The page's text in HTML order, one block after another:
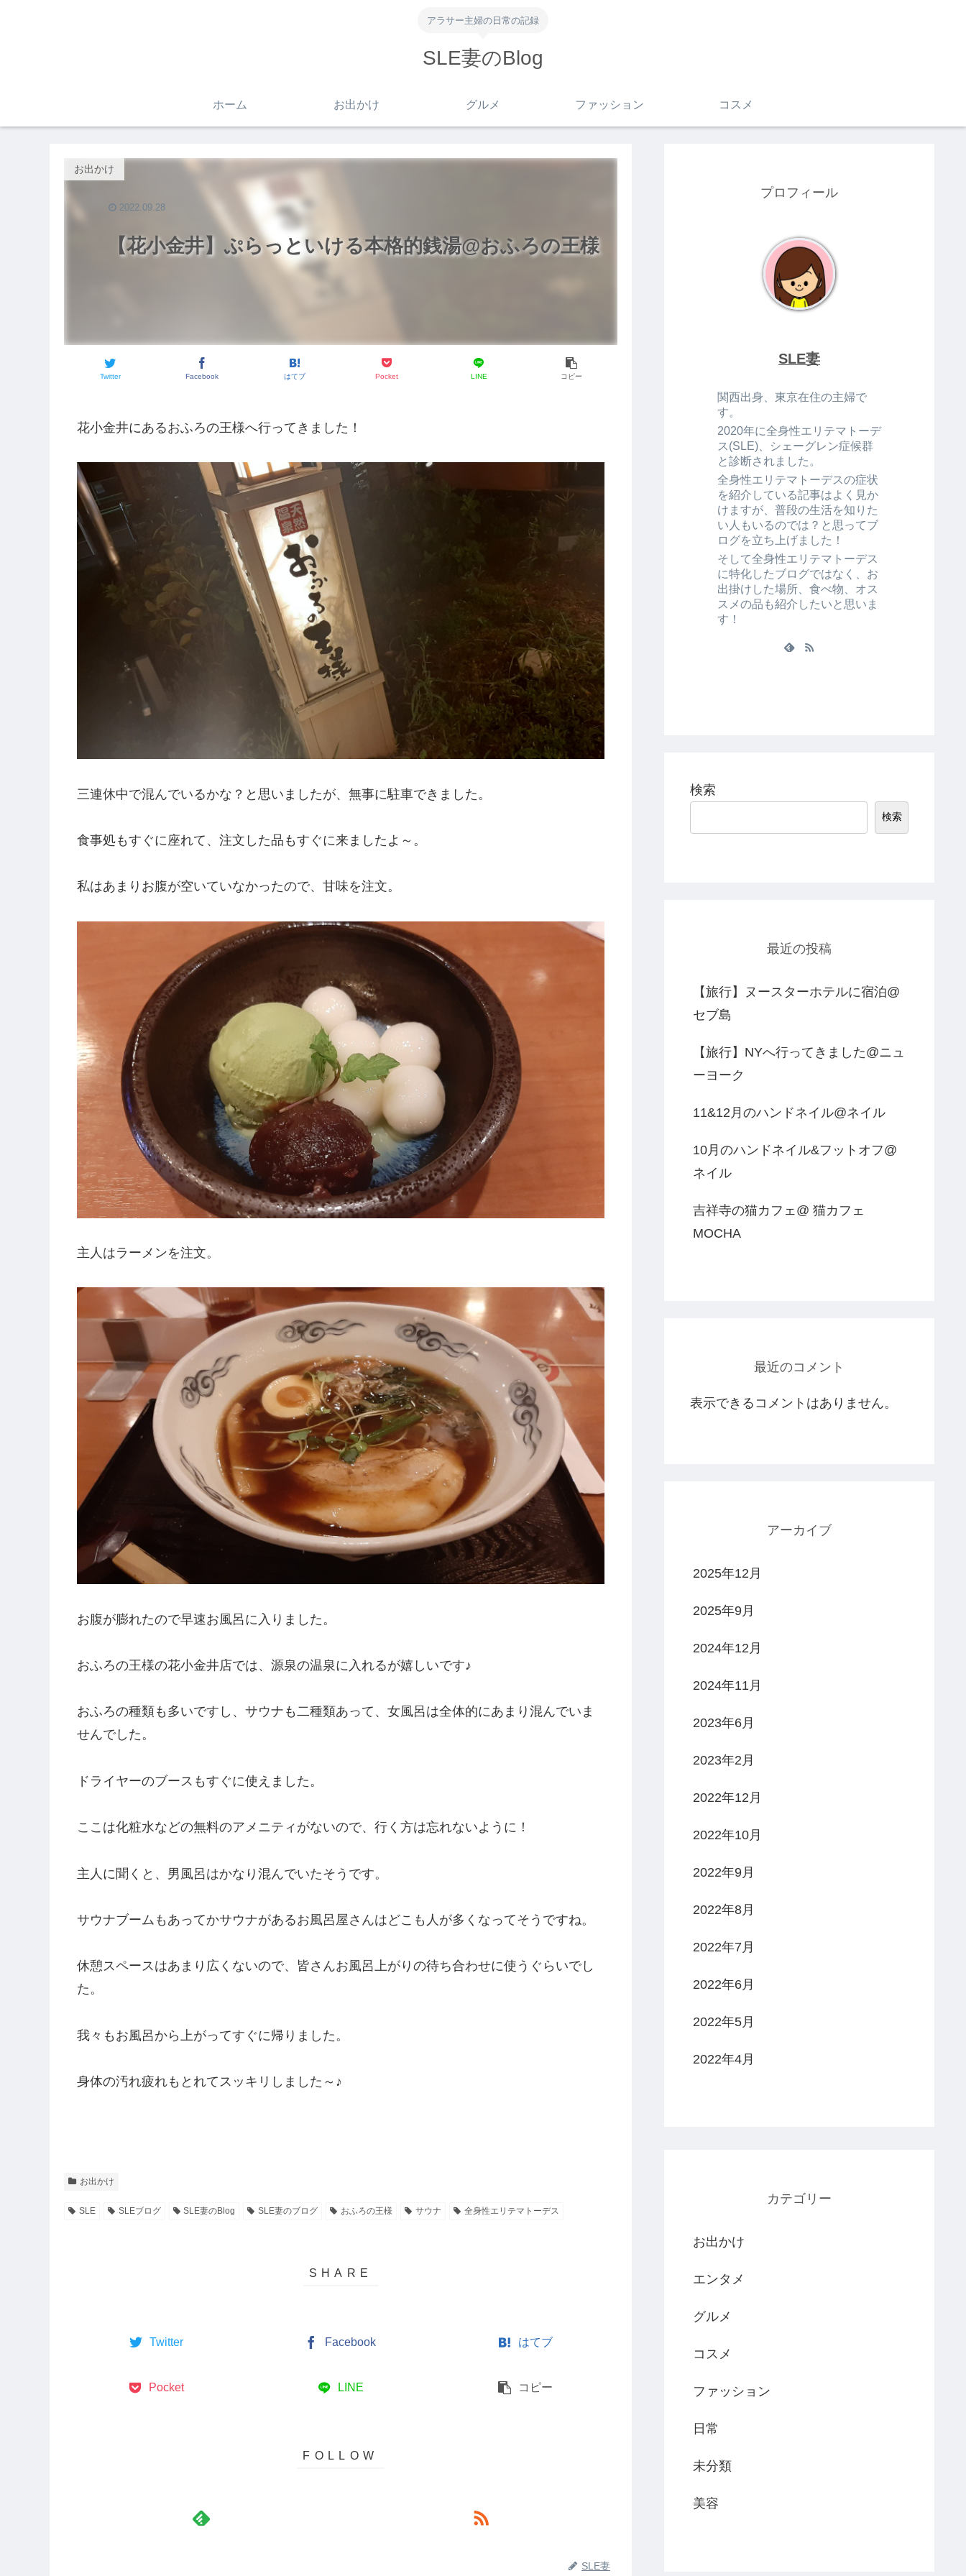
アラサー主婦の日常の記録
SLE妻のBlog
ホーム お出かけ グルメ ファッション コスメ
【花小金井】ぷらっといける本格的銭湯@おふろの王様
お出かけ
Twitter Facebook はてブ Pocket LINE コピー
2022.09.28
花小金井にあるおふろの王様へ行ってきました！
三連休中で混んでいるかな？と思いましたが、無事に駐車できました。
食事処もすぐに座れて、注文した品もすぐに来ましたよ～。
私はあまりお腹が空いていなかったので、甘味を注文。
主人はラーメンを注文。
お腹が膨れたので早速お風呂に入りました。
おふろの王様の花小金井店では、源泉の温泉に入れるが嬉しいです♪
おふろの種類も多いですし、サウナも二種類あって、女風呂は全体的にあまり混んでいま
せんでした。
ドライヤーのブースもすぐに使えました。
ここは化粧水などの無料のアメニティがないので、行く方は忘れないように！
主人に聞くと、男風呂はかなり混んでいたそうです。
サウナブームもあってかサウナがあるお風呂屋さんはどこも人が多くなってそうですね。
休憩スペースはあまり広くないので、皆さんお風呂上がりの待ち合わせに使うぐらいでし
た。
我々もお風呂から上がってすぐに帰りました。
身体の汚れ疲れもとれてスッキリしました～♪
お出かけ
SLE SLEブログ SLE妻のBlog SLE妻のブログ おふろの王様 サウナ 全身性エリテマトーデス
Twitter Facebook はてブ
Pocket LINE コピー
SLE妻
プロフィール
SLE妻
関西出身、東京在住の主婦で
す。
2020年に全身性エリテマトーデ
ス(SLE)、シェーグレン症候群
と診断されました。
全身性エリテマトーデスの症状
を紹介している記事はよく見か
けますが、普段の生活を知りた
い人もいるのでは？と思ってブ
ログを立ち上げました！
そして全身性エリテマトーデス
に特化したブログではなく、お
出掛けした場所、食べ物、オス
スメの品も紹介したいと思いま
す！
検索
検索
最近の投稿
【旅行】ヌースターホテルに宿泊@
セブ島
【旅行】NYへ行ってきました@ニュ
ーヨーク
11&12月のハンドネイル@ネイル
10月のハンドネイル&フットオフ@
ネイル
吉祥寺の猫カフェ@ 猫カフェ
MOCHA
最近のコメント
表示できるコメントはありません。
アーカイブ
2025年12月
2025年9月
2024年12月
2024年11月
2023年6月
2023年2月
2022年12月
2022年10月
2022年9月
2022年8月
2022年7月
2022年6月
2022年5月
2022年4月
カテゴリー
お出かけ
エンタメ
グルメ
コスメ
ファッション
日常
未分類
美容